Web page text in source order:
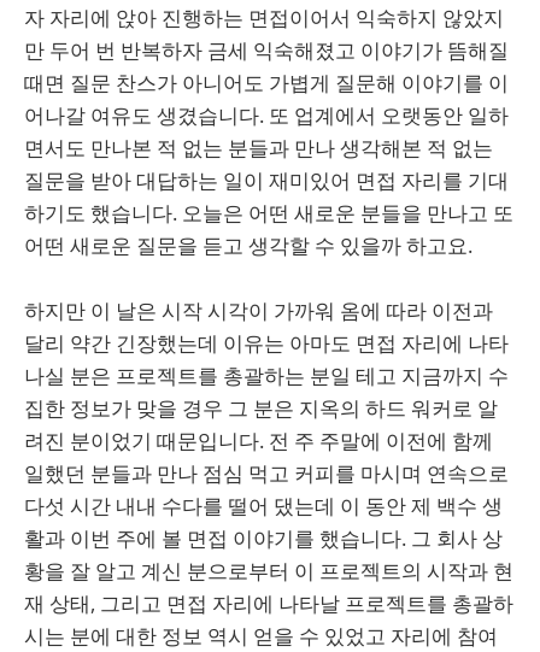
자 자리에 앉아 진행하는 면접이어서 익숙하지 않았지
만 두어 번 반복하자 금세 익숙해졌고 이야기가 뜸해질
때면 질문 찬스가 아니어도 가볍게 질문해 이야기를 이
어나갈 여유도 생겼습니다. 또 업계에서 오랫동안 일하
면서도 만나본 적 없는 분들과 만나 생각해본 적 없는
질문을 받아 대답하는 일이 재미있어 면접 자리를 기대
하기도 했습니다. 오늘은 어떤 새로운 분들을 만나고 또
어떤 새로운 질문을 듣고 생각할 수 있을까 하고요.
하지만 이 날은 시작 시각이 가까워 옴에 따라 이전과
달리 약간 긴장했는데 이유는 아마도 면접 자리에 나타
나실 분은 프로젝트를 총괄하는 분일 테고 지금까지 수
집한 정보가 맞을 경우 그 분은 지옥의 하드 워커로 알
려진 분이었기 때문입니다. 전 주 주말에 이전에 함께
일했던 분들과 만나 점심 먹고 커피를 마시며 연속으로
다섯 시간 내내 수다를 떨어 댔는데 이 동안 제 백수 생
활과 이번 주에 볼 면접 이야기를 했습니다. 그 회사 상
황을 잘 알고 계신 분으로부터 이 프로젝트의 시작과 현
재 상태, 그리고 면접 자리에 나타날 프로젝트를 총괄하
시는 분에 대한 정보 역시 얻을 수 있었고 자리에 참여